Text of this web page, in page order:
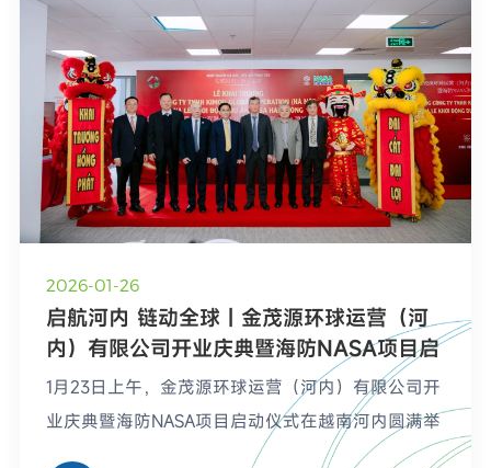
2026-01-26
启航河内 链动全球｜金茂源环球运营（河
内）有限公司开业庆典暨海防NASA项目启
动仪式圆满举行
1月23日上午，金茂源环球运营（河内）有限公司开
业庆典暨海防NASA项目启动仪式在越南河内圆满举
行，标志着集团在布局东盟、拓展跨境贸易上迈出